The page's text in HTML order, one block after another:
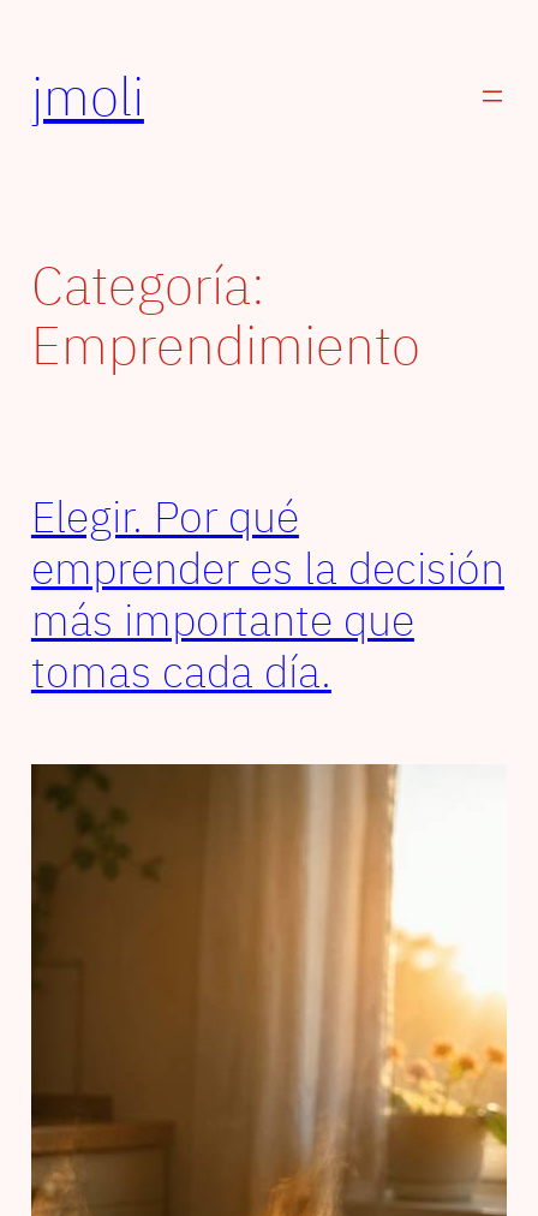
contenido
jmoli
Categoría:
Emprendimiento
Elegir. Por qué
emprender es la decisión
más importante que
tomas cada día.